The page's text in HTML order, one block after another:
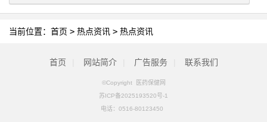
当前位置： 首页 > 热点资讯 > 热点资讯
首页 网站简介 广告服务 联系我们
©Copyright 医药保健网
苏ICP备2025193520号-1
电话： 0516-80123450